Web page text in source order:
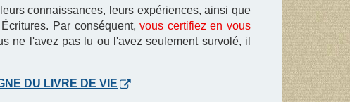
connaissances, leurs expériences, ainsi que
Par conséquent,vous certifiez en vous
ne l'avez pas lu ou l'avez seulement survolé, il
DU LIVRE DE VIE